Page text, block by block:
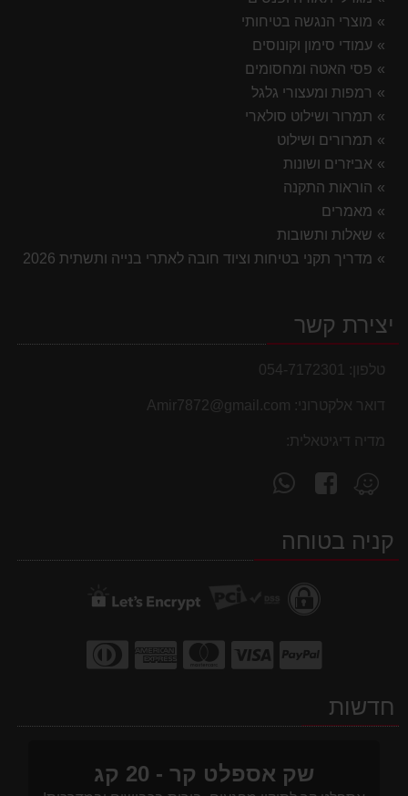
מוצרי הנגשה בטיחותי
עמודי סימון וקונוסים
פסי האטה ומחסומים
רמפות ומעצורי גלגל
תמרור ושילוט סולארי
תמרורים ושילוט
אביזרים ושונות
הוראות התקנה
מאמרים
שאלות ותשובות
מדריך תקני בטיחות וציוד חובה לאתרי בנייה ותשתית 2026
יצירת קשר
טלפון: 054-7172301
דואר אלקטרוני: Amir7872@gmail.com
מדיה דיגיטאלית:
מצא
אותנו
Waze
עקוב
אחרינו
facebookקניה בטוחה
חדשות
שק אספלט קר - 20 קג